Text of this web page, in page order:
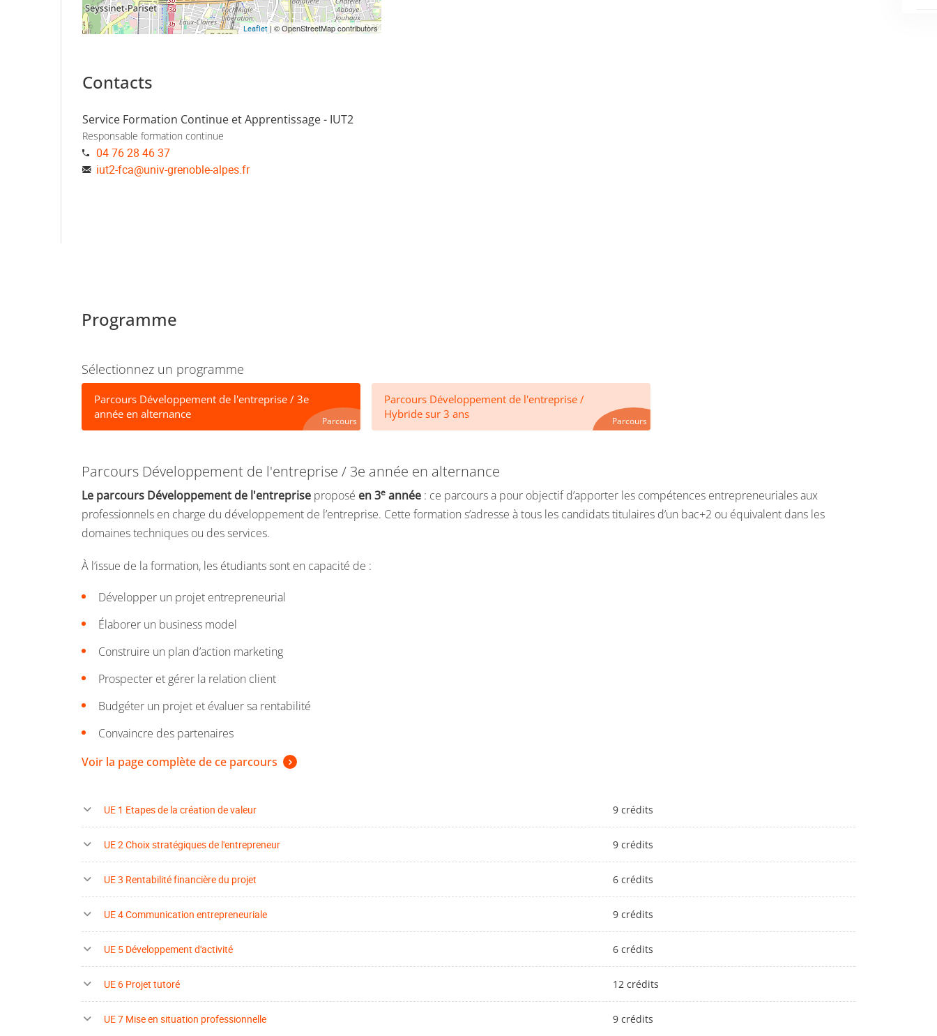
Leaflet| © OpenStreetMap contributors
Contacts
Service Formation Continue et Apprentissage - IUT2
Responsable formation continue
04 76 28 46 37
iut2-fca@univ-grenoble-alpes.fr
Programme
Sélectionnez un programme
Parcours Développement de l'entreprise / 3e
année en alternance
Parcours
Parcours Développement de l'entreprise /
Hybride sur 3 ans
Parcours
Parcours Développement de l'entreprise / 3e année en alternance
Le parcours Développement de l'entreprise proposé en 3e année : ce parcours a pour objectif d’apporter les compétences entrepreneuriales aux
professionnels en charge du développement de l’entreprise. Cette formation s’adresse à tous les candidats titulaires d’un bac+2 ou équivalent dans les
domaines techniques ou des services.
À l’issue de la formation, les étudiants sont en capacité de :
Développer un projet entrepreneurial
Élaborer un business model
Construire un plan d’action marketing
Prospecter et gérer la relation client
Budgéter un projet et évaluer sa rentabilité
Convaincre des partenaires
Voir la page complète de ce parcours
UE 1 Etapes de la création de valeur 9 crédits
UE 2 Choix stratégiques de l'entrepreneur 9 crédits
UE 3 Rentabilité financière du projet 6 crédits
UE 4 Communication entrepreneuriale 9 crédits
UE 5 Développement d'activité 6 crédits
UE 6 Projet tutoré 12 crédits
UE 7 Mise en situation professionnelle 9 crédits